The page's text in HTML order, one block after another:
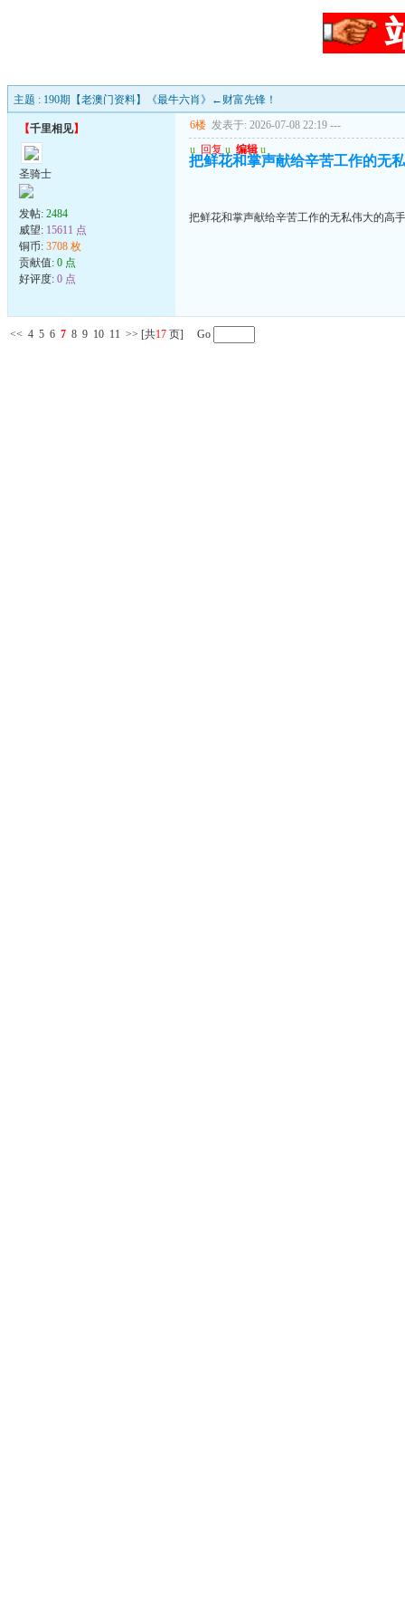
主题 : 190期【老澳门资料】《最牛六肖》←财富先锋！
【千里相见】
圣骑士
发帖: 2484
威望: 15611 点
铜币: 3708 枚
贡献值: 0 点
好评度: 0 点
6楼 发表于: 2026-07-08 22:19 ---
u 回复 u 编辑 u
把鲜花和掌声献给辛苦工作的无
把鲜花和掌声献给辛苦工作的无私伟大的高
<< 4 5 6 7 8 9 10 11 >> [共17 页] Go